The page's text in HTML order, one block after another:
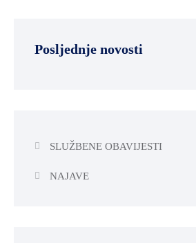
Posljednje novosti
SLUŽBENE OBAVIJESTI
NAJAVE